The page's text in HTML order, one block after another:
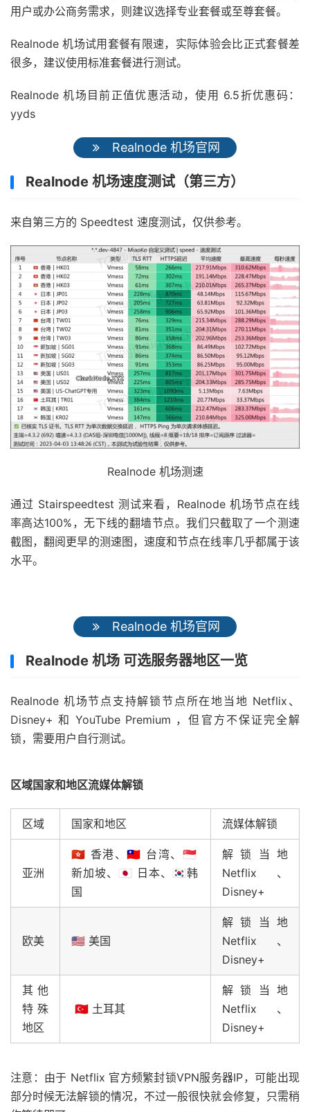
用户或办公商务需求，则建议选择专业套餐或至尊套餐。
Realnode 机场试用套餐有限速，实际体验会比正式套餐差
很多，建议使用标准套餐进行测试。
Realnode 机场目前正值优惠活动，使用 6.5折优惠码：
yyds
Realnode 机场官网
Realnode 机场速度测试（第三方）
来自第三方的 Speedtest 速度测试，仅供参考。
Realnode 机场测速
通过 Stairspeedtest 测试来看，Realnode 机场节点在线
率高达100%，无下线的翻墙节点。我们只截取了一个测速
截图，翻阅更早的测速图，速度和节点在线率几乎都属于该
水平。
Realnode 机场官网
Realnode 机场 可选服务器地区一览
Realnode 机场节点支持解锁节点所在地当地 Netflix、
Disney+ 和 YouTube Premium ，但官方不保证完全解
锁，需要用户自行测试。
区域国家和地区流媒体解锁
区域 国家和地区 流媒体解锁
亚洲
🇭🇰 香港、🇹🇼 台湾、🇸🇬
新加坡、🇯🇵 日本、🇰🇷韩
国
解锁当地
Netflix、
Disney+
欧美 🇺🇸 美国
解锁当地
Netflix、
Disney+
其他
特殊
地区
🇹🇷 土耳其
解锁当地
Netflix、
Disney+
注意：由于 Netflix 官方频繁封锁VPN服务器IP，可能出现
部分时候无法解锁的情况，不过一般很快就会修复，只需稍